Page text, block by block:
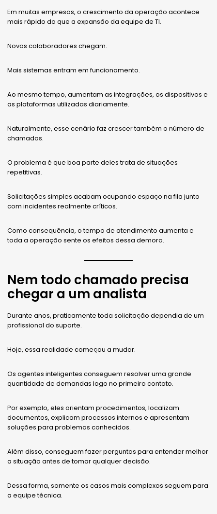
Em muitas empresas, o crescimento da operação acontece
mais rápido do que a expansão da equipe de TI.
Novos colaboradores chegam.
Mais sistemas entram em funcionamento.
Ao mesmo tempo, aumentam as integrações, os dispositivos e
as plataformas utilizadas diariamente.
Naturalmente, esse cenário faz crescer também o número de
chamados.
O problema é que boa parte deles trata de situações
repetitivas.
Solicitações simples acabam ocupando espaço na fila junto
com incidentes realmente críticos.
Como consequência, o tempo de atendimento aumenta e
toda a operação sente os efeitos dessa demora.
Nem todo chamado precisa
chegar a um analista
Durante anos, praticamente toda solicitação dependia de um
profissional do suporte.
Hoje, essa realidade começou a mudar.
Os agentes inteligentes conseguem resolver uma grande
quantidade de demandas logo no primeiro contato.
Por exemplo, eles orientam procedimentos, localizam
documentos, explicam processos internos e apresentam
soluções para problemas conhecidos.
Além disso, conseguem fazer perguntas para entender melhor
a situação antes de tomar qualquer decisão.
Dessa forma, somente os casos mais complexos seguem para
a equipe técnica.